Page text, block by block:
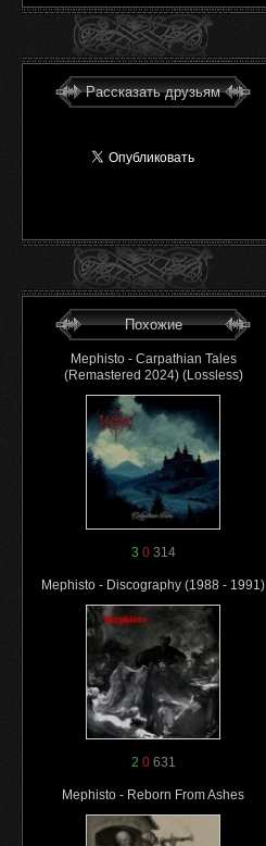
Рассказать друзьям
Похожие
Mephisto - Carpathian Tales
(Remastered 2024) (Lossless)
3 0314
Mephisto - Discography (1988 - 1991)
2 0631
Mephisto - Reborn From Ashes